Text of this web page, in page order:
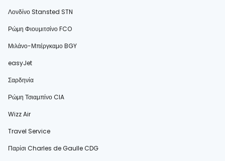
Λονδίνο Stansted STN
Ρώμη Φιουμιτσίνο FCO
Μιλάνο-Μπέργκαμο BGY
easyJet
Σαρδηνία
Ρώμη Τσιαμπίνο CIA
Wizz Air
Travel Service
Παρίσι Charles de Gaulle CDG